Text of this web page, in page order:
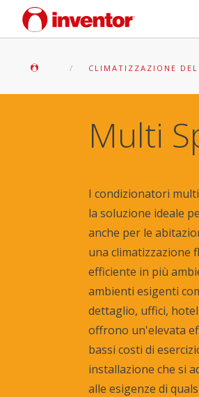
CLIMATIZZAZIONE
Multi
I condizionatori
la soluzione ideale
anche per le
una climatizzazione
efficiente in più
ambienti esigenti
dettaglio, uffici,
offrono un'elevata
bassi costi di
installazione che si
alle esigenze di